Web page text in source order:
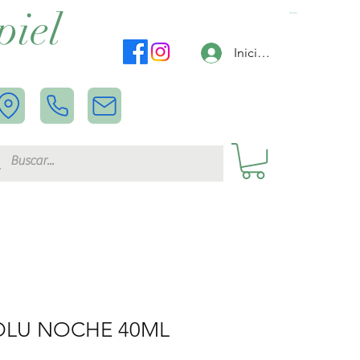
Carrito
Iniciar sesión
NOCHE 40ML